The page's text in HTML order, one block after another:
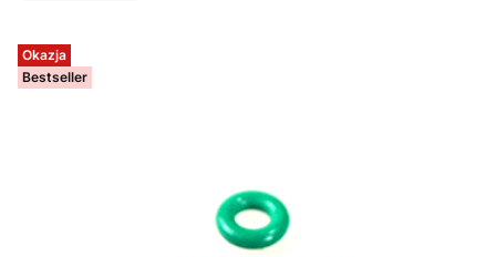
Okazja
Bestseller